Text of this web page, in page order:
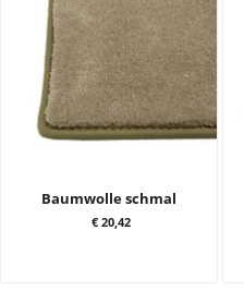
Baumwolle schmal
€ 20,42